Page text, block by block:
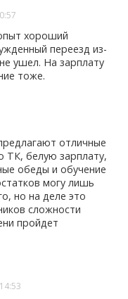
хороший
переезд из-
ушел. На зарплату
тоже.
отличные
белую зарплату,
обеды и обучение
могу лишь
но на деле это
сложности
пройдет